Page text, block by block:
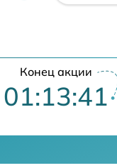
Конец акции
01:13:40